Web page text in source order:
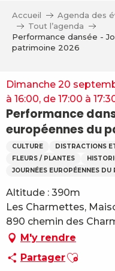
contenu
principal
Accueil
Agenda des
Tout l’agenda
Performance dansée -
patrimoine 2026
Dimanche 20
à 16:00, de 17:00 à
Performance
européennes du
CULTURE DISTRACTIONS
FLEURS / PLANTES
JOURNÉES EUROPÉENNES DU
Altitude : 390m
Les Charmettes,
890 chemin des
M'y rendre
PartagerAjouter